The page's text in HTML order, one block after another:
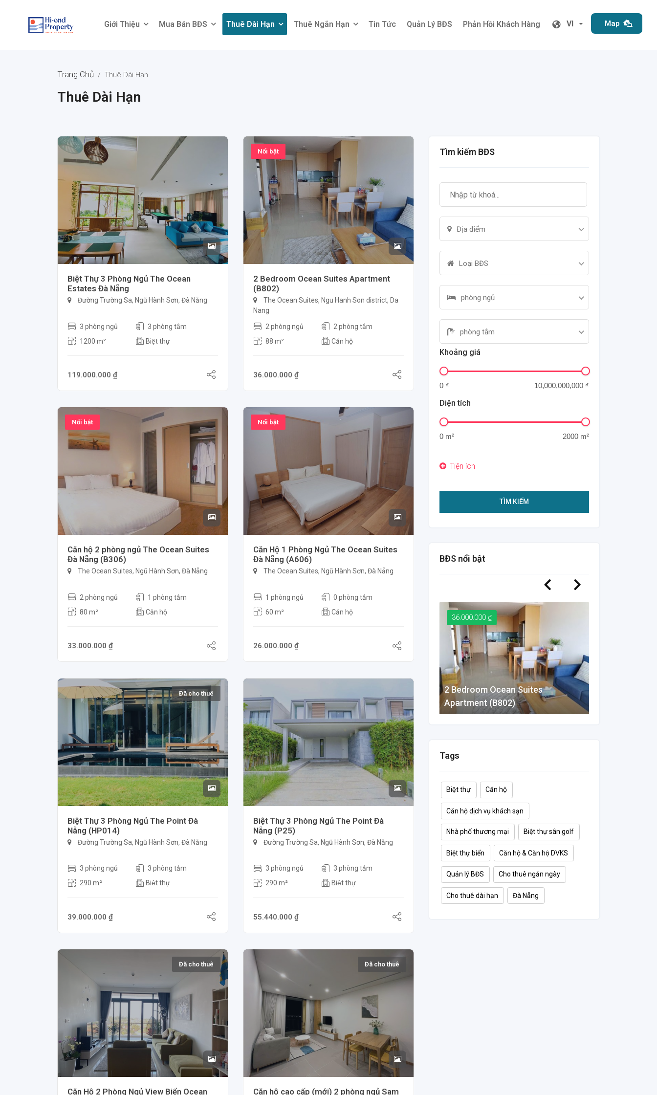
Giới Thiệu Mua Bán BĐS Thuê Dài Hạn Thuê Ngắn Hạn Tin Tức Quản Lý BĐS Phản Hồi Khách Hàng Map
VI
Giới Thiệu Mua Bán BĐS Thuê Dài Hạn Thuê Ngắn Hạn Tin Tức Quản Lý BĐS Phản Hồi Khách Hàng Map
VI
Trang Chủ / Thuê Dài Hạn
Thuê Dài Hạn
Biệt Thự 3 Phòng Ngủ The Ocean
Estates Đà Nẵng
Đường Trường Sa, Ngũ Hành Sơn, Đà Nẵng
3 phòng ngủ
3 phòng tắm
1200 m²
Biệt thự
119.000.000 ₫
Nổi bật
2 Bedroom Ocean Suites Apartment
(B802)
The Ocean Suites, Ngu Hanh Son district, Da
Nang
2 phòng ngủ
2 phòng tắm
88 m²
Căn hộ
36.000.000 ₫
Nổi bật
Căn hộ 2 phòng ngủ The Ocean Suites
Đà Nẵng (B306)
The Ocean Suites, Ngũ Hành Sơn, Đà Nẵng
2 phòng ngủ
1 phòng tắm
80 m²
Căn hộ
33.000.000 ₫
Nổi bật
Căn Hộ 1 Phòng Ngủ The Ocean Suites
Đà Nẵng (A606)
The Ocean Suites, Ngũ Hành Sơn, Đà Nẵng
1 phòng ngủ
0 phòng tắm
60 m²
Căn hộ
26.000.000 ₫
Đã cho thuê
Biệt Thự 3 Phòng Ngủ The Point Đà
Nẵng (HP014)
Đường Trường Sa, Ngũ Hành Sơn, Đà Nẵng
3 phòng ngủ
3 phòng tắm
290 m²
Biệt thự
39.000.000 ₫
Biệt Thự 3 Phòng Ngủ The Point Đà
Nẵng (P25)
Đường Trường Sa, Ngũ Hành Sơn, Đà Nẵng
3 phòng ngủ
3 phòng tắm
290 m²
Biệt thự
55.440.000 ₫
Đã cho thuê
Căn Hộ 2 Phòng Ngủ View Biển Ocean
Đã cho thuê
Căn hộ cao cấp (mới) 2 phòng ngủ Sam
Tìm kiếm BĐS
Địa điểm
Loại BĐS
phòng ngủ
phòng tắm
Khoảng giá
Diện tích
TÌM KIẾM
BĐS nổi bật
36.000.000 ₫
2 Bedroom Ocean Suites
Apartment (B802)
Tags
Biệt thự Căn hộ
Căn hộ dịch vụ khách sạn
Nhà phố thương mại Biệt thự sân golf
Biệt thự biển Căn hộ & Căn hộ DVKS
Quản lý BĐS Cho thuê ngắn ngày
Cho thuê dài hạn Đà Nẵng